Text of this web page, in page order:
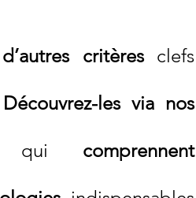
d’autres critères clefs
qui comprennent